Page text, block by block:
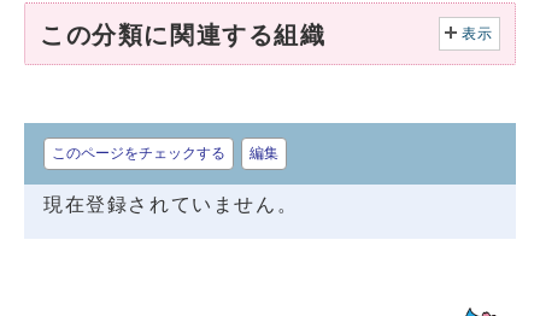
この分類に関連する組織 表示
このページをチェックする 編集
現在登録されていません。